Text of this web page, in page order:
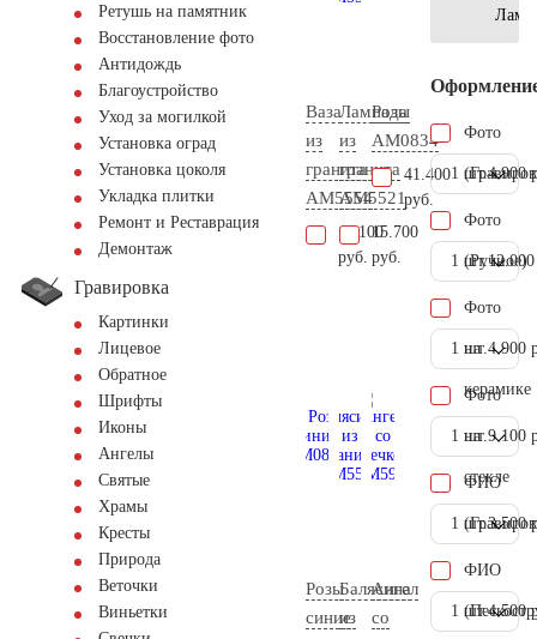
Ретушь на памятник
Восстановление фото
Антидождь
Благоустройство
Уход за могилкой
Установка оград
Установка цоколя
Укладка плитки
Ремонт и Реставрация
Демонтаж
Гравировка
Картинки
Лицевое
Обратное
Шрифты
Иконы
Ангелы
Святые
Храмы
Кресты
Природа
Веточки
Виньетки
Ваза
из
гранита
AM5554
11.100
руб.
Лампада
из
гранита
AM5521
15.700
руб.
Розы
AM0834
41.400
руб.
Розы
синие
Балясина
из
Ангел
со
Фото
1 шт.4.900
Фото
(Ручное)
1 шт.
Фото
на
керамике
1 шт. 4.900
Фото
на
стекле
1 шт. 9.100
ФИО
1 шт.3.500
ФИО
1 шт.4.500